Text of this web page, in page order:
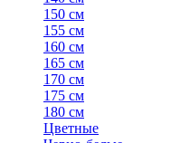
150 см
155 см
160 см
165 см
170 см
175 см
180 см
Цветные